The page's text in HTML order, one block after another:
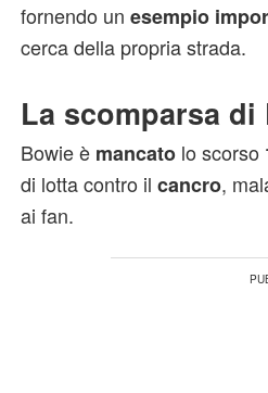
fornendo un esempio
cerca della propria strada.
La scomparsa di
Bowie è mancatolo scorso
di lotta contro il cancro,
ai fan.